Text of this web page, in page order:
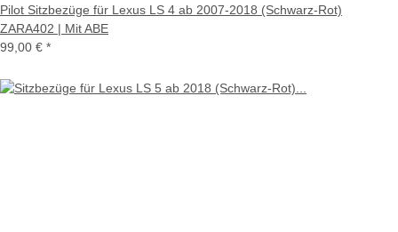
Pilot Sitzbezüge für Lexus LS 4 ab 2007-2018 (Schwarz-Rot)
ZARA402 | Mit ABE
99,00 € *